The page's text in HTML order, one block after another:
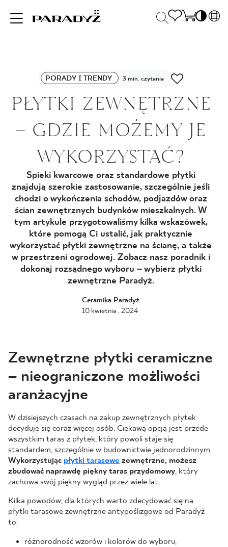
UK
RU
INSPIRACJE
PRODUKTY
KOLEKCJE
DLA BIZNESU
BLOG
GDZIE KUPIĆ
O NAS
MÓJ PROFIL
PL EN SK DE UK RU
PORADY I TRENDY 3 min. czytania
PŁYTKI ZEWNĘTRZNE
– GDZIE MOŻEMY JE
WYKORZYSTAĆ?
Spieki kwarcowe oraz standardowe płytki
znajdują szerokie zastosowanie, szczególnie jeśli
chodzi o wykończenia schodów, podjazdów oraz
ścian zewnętrznych budynków mieszkalnych. W
tym artykule przygotowaliśmy kilka wskazówek,
które pomogą Ci ustalić, jak praktycznie
wykorzystać płytki zewnętrzne na ścianę, a także
w przestrzeni ogrodowej. Zobacz nasz poradnik i
dokonaj rozsądnego wyboru – wybierz płytki
zewnętrzne Paradyż.
Ceramika Paradyż
10 kwietnia , 2024
Zewnętrzne płytki ceramiczne
– nieograniczone możliwości
aranżacyjne
W dzisiejszych czasach na zakup zewnętrznych płytek
decyduje się coraz więcej osób. Ciekawą opcją jest przede
wszystkim taras z płytek, który powoli staje się
standardem, szczególnie w budownictwie jednorodzinnym.
Wykorzystując płytki tarasowe zewnętrzne, możesz
zbudować naprawdę piękny taras przydomowy, który
zachowa swój piękny wygląd przez wiele lat.
Kilka powodów, dla których warto zdecydować się na
płytki tarasowe zewnętrzne antypoślizgowe od Paradyż
to:
różnorodność wzorów i kolorów do wyboru,